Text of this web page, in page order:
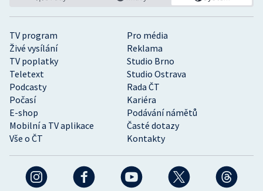
TV program
Pro média
Živé vysílání
Reklama
TV poplatky
Studio Brno
Teletext
Studio Ostrava
Podcasty
Rada ČT
Počasí
Kariéra
E-shop
Podávání námětů
Mobilní a TV aplikace
Časté dotazy
Vše o ČT
Kontakty